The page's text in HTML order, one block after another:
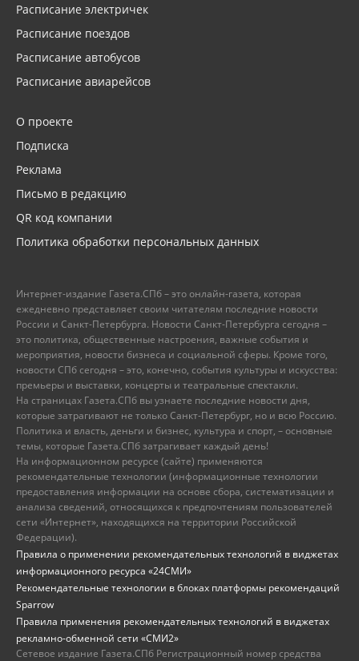
Расписание электричек
Расписание поездов
Расписание автобусов
Расписание авиарейсов
О проекте
Подписка
Реклама
Письмо в редакцию
QR код компании
Политика обработки персональных данных
Интернет-издание Газета.СПб – это онлайн-газета, которая
ежедневно представляет своим читателям последние новости
России и Санкт-Петербурга. Новости Санкт-Петербурга сегодня –
это политика, общественные настроения, важные события и
мероприятия, новости бизнеса и социальной сферы. Кроме того,
новости СПб сегодня – это, конечно, события культуры и искусства:
премьеры и выставки, концерты и театральные спектакли.
На страницах Газета.СПб вы узнаете последние новости дня,
которые затрагивают не только Санкт-Петербург, но и всю Россию.
Политика и власть, деньги и бизнес, культура и спорт, – основные
темы, которые Газета.СПб затрагивает каждый день!
На информационном ресурсе (сайте) применяются
рекомендательные технологии (информационные технологии
предоставления информации на основе сбора, систематизации и
анализа сведений, относящихся к предпочтениям пользователей
сети «Интернет», находящихся на территории Российской
Федерации).
Правила о применении рекомендательных технологий в виджетах
информационного ресурса «24СМИ»
Рекомендательные технологии в блоках платформы рекомендаций
Sparrow
Правила применения рекомендательных технологий в виджетах
рекламно-обменной сети «СМИ2»
Сетевое издание Газета.СПб Регистрационный номер средства